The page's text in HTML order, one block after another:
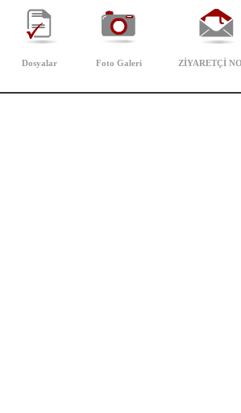
Dosyalar Foto Galeri ZİYARETÇİ